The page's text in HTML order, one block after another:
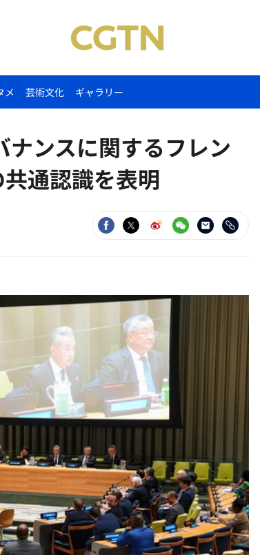
メ 芸術文化 ギャラリー
ンスに関するフレン
通認識を表明